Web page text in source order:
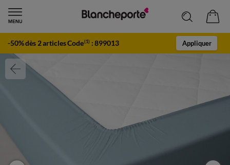
-50% dès 2 articles Code(1) :899013 Appliquer